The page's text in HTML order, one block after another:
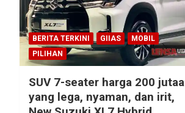
BERITA TERKINI GIIAS
MOBIL
PILIHAN
SUV 7-seater harga 200
yang lega, nyaman, dan irit,